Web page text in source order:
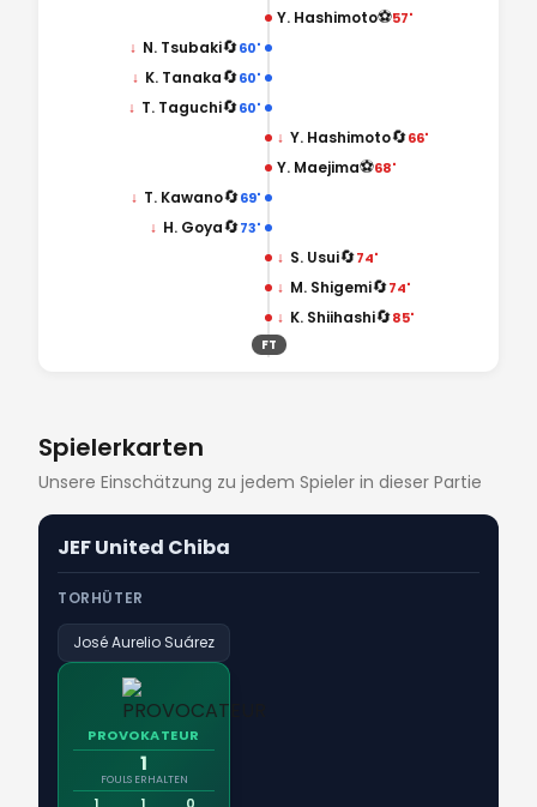
Y. Hashimoto⚽57'
60'
🔄
↓ N. Tsubaki
60'
🔄
↓ K. Tanaka
60'
🔄
↓ T. Taguchi
↓ Y. Hashimoto🔄66'
Y. Maejima⚽68'
69'
🔄
↓ T. Kawano
73'
🔄
↓ H. Goya
↓ S. Usui🔄74'
↓ M. Shigemi🔄74'
↓ K. Shiihashi🔄85'
FT
Spielerkarten
Unsere Einschätzung zu jedem Spieler in dieser Partie
JEF United Chiba
TORHÜTER
José Aurelio Suárez
PROVOKATEUR
1
FOULS ERHALTEN